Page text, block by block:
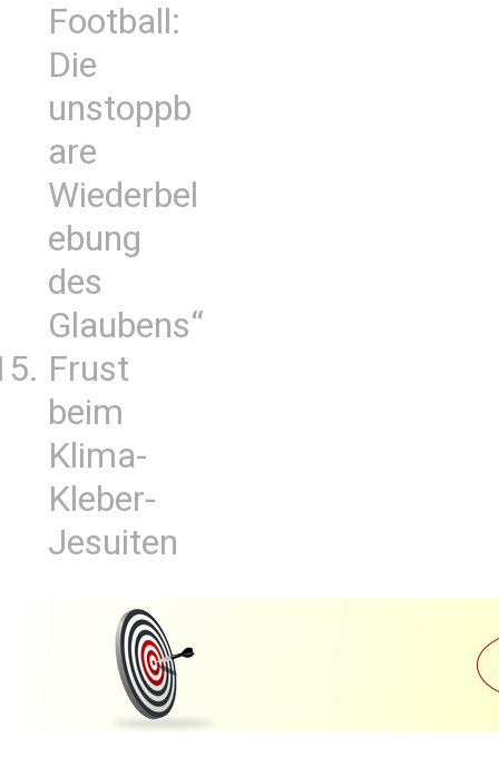
Football:
Die
unstoppb
are
Wiederbel
ebung
des
Glaubens“
Frust
beim
Klima-
Kleber-
Jesuiten